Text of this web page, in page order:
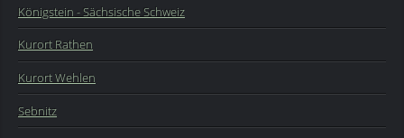
Königstein - Sächsische Schweiz
Kurort Rathen
Kurort Wehlen
Sebnitz